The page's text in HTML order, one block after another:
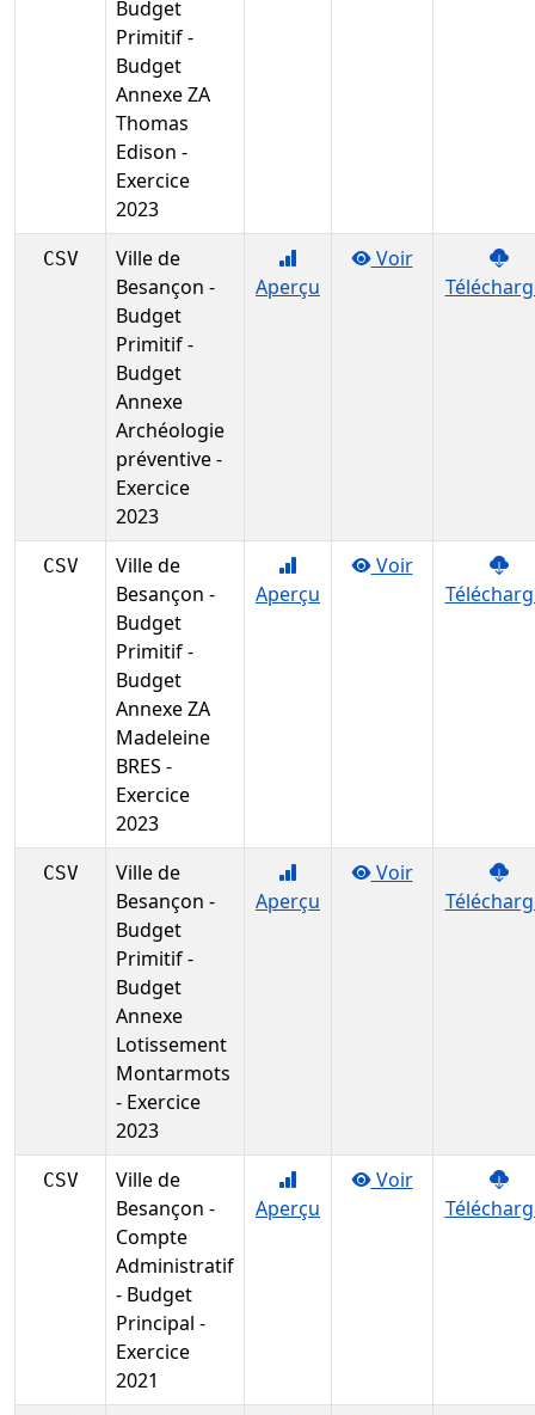
Budget
Primitif -
Budget
Annexe ZA
Thomas
Edison -
Exercice
2023
CSV
Ville de
Besançon -
Budget
Primitif -
Budget
Annexe
Archéologie
préventive -
Exercice
2023
Aperçu
Voir
CSV
Ville de
Besançon -
Budget
Primitif -
Budget
Annexe ZA
Madeleine
BRES -
Exercice
2023
Aperçu
Voir
CSV
Ville de
Besançon -
Budget
Primitif -
Budget
Annexe
Lotissement
Montarmots
- Exercice
2023
Aperçu
Voir
CSV
Ville de
Besançon -
Compte
Administratif
- Budget
Principal -
Exercice
2021
Aperçu
Voir